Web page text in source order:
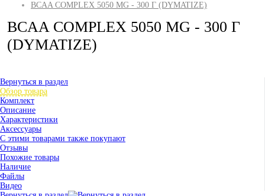
BCAA COMPLEX 5050 MG - 300 Г (DYMATIZE)
BCAA COMPLEX 5050 MG - 300 Г
(DYMATIZE)
Вернуться в раздел
Обзор товара
Комплект
Описание
Характеристики
Аксессуары
С этими товарами также покупают
Отзывы
Похожие товары
Наличие
Файлы
Видео